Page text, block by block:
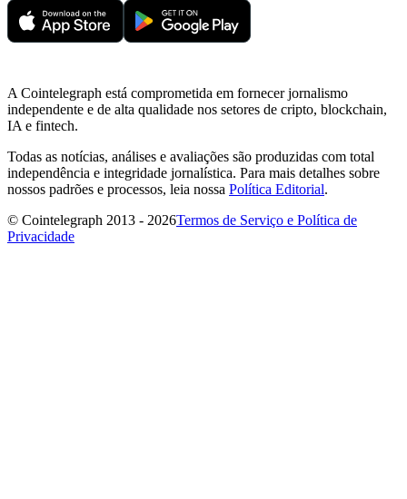
A Cointelegraph está comprometida em fornecer jornalismo
independente e de alta qualidade nos setores de cripto, blockchain,
IA e fintech.
Todas as notícias, análises e avaliações são produzidas com total
independência e integridade jornalística. Para mais detalhes sobre
nossos padrões e processos, leia nossa Política Editorial.
© Cointelegraph 2013 - 2026Termos de Serviço e Política de
Privacidade